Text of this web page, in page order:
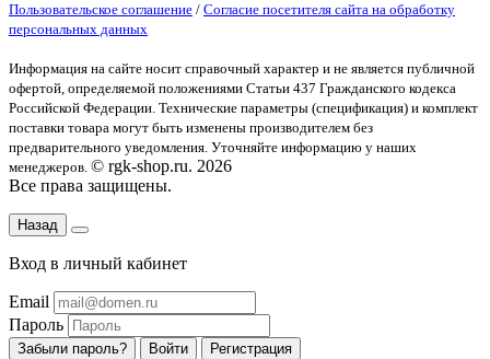
Пользовательское соглашение / Согласие посетителя сайта на обработку
персональных данных
Информация на сайте носит справочный характер и не является публичной
офертой, определяемой положениями Статьи 437 Гражданского кодекса
Российской Федерации. Технические параметры (спецификация) и комплект
поставки товара могут быть изменены производителем без
предварительного уведомления. Уточняйте информацию у наших
менеджеров. © rgk-shop.ru. 2026
Все права защищены.
Назад
Вход в личный кабинет
Email
Пароль
Забыли пароль? Войти Регистрация